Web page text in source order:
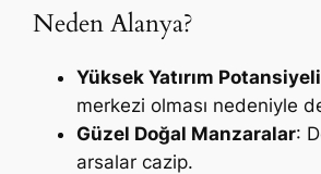
Neden Alanya?
Yüksek Yatırım Potansiyeli
merkezi olması nedeniyle
Güzel Doğal Manzaralar:
arsalar cazip.